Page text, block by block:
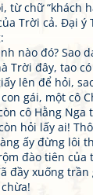
từ chữ “khách
Trời cả. Đại ý
nào đó? Sao
Trời đây, tao
lên để hỏi,
gái, một cô
cô Hằng Nga
hỏi lấy ai!
ấy đừng lôi
đào tiên của
đầy xuống